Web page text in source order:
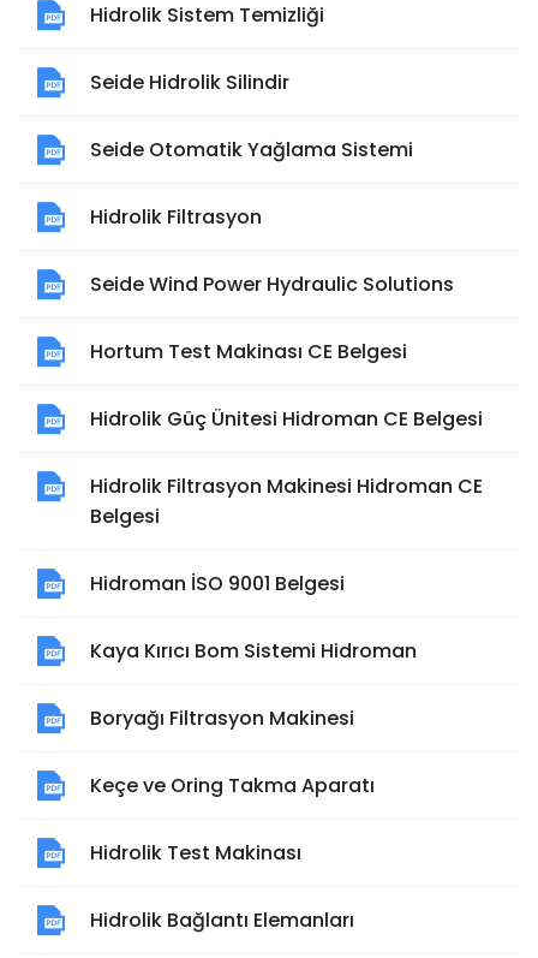
Hidrolik Sistem Temizliği
Seide Hidrolik Silindir
Seide Otomatik Yağlama Sistemi
Hidrolik Filtrasyon
Seide Wind Power Hydraulic Solutions
Hortum Test Makinası CE Belgesi
Hidrolik Güç Ünitesi Hidroman CE Belgesi
Hidrolik Filtrasyon Makinesi Hidroman CE
Belgesi
Hidroman İSO 9001 Belgesi
Kaya Kırıcı Bom Sistemi Hidroman
Boryağı Filtrasyon Makinesi
Keçe ve Oring Takma Aparatı
Hidrolik Test Makinası
Hidrolik Bağlantı Elemanları